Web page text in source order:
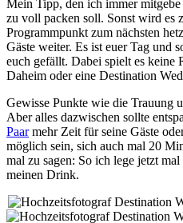
Mein Tipp, den ich immer
zu voll packen soll. Sonst wird es
Programmpunkt zum nächsten
Gäste weiter. Es ist euer Tag und
euch gefällt. Dabei spielt es keine
Daheim oder eine Destination
Gewisse Punkte wie die Trauung
Aber alles dazwischen sollte
Paarmehr Zeit für seine Gäste
möglich sein, sich auch mal 20
mal zu sagen: So ich lege jetzt
meinen Drink.